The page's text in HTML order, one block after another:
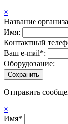
×
Название
Имя:
Контактный
Ваш e-mail*:
Оборудование:
Отправить
×
Имя*